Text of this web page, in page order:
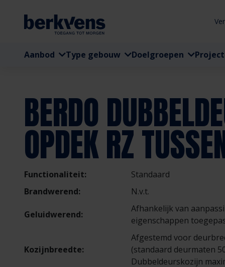
Aanbod Type gebouw Doelgroepen
BERDO
OPDEK RZ
Functionaliteit:
Standaard
Brandwerend:
N.v.t.
Geluidwerend:
Afhankelijk van
eigenschappen
Kozijnbreedte:
Afgestemd voor
(standaard deurmaten
Dubbeldeurskozijn